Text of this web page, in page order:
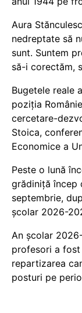
Aura
nedreptate să
sunt. Suntem
să-i corectăm,
Bugetele reale
poziția
cercetare-
Stoica,
Economice a
Peste o lună
grădiniță încep
septembrie,
școlar 2026-
An școlar
profesori a
repartizarea
posturi pe